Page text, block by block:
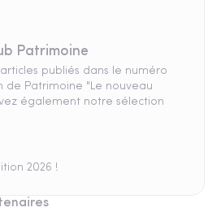
Patrimoine
publiés dans le numéro
de Patrimoine "Le nouveau
également notre sélection
2026 !